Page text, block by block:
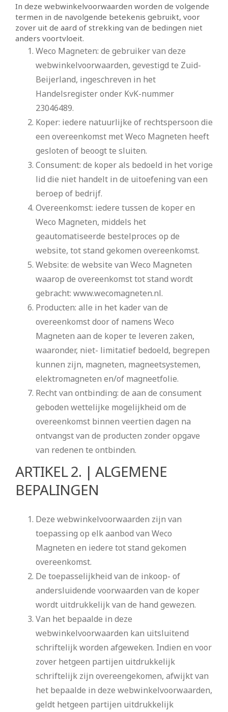
In deze webwinkelvoorwaarden worden de volgende
termen in de navolgende betekenis gebruikt, voor
zover uit de aard of strekking van de bedingen niet
anders voortvloeit.
Weco Magneten: de gebruiker van deze
webwinkelvoorwaarden, gevestigd te Zuid-
Beijerland, ingeschreven in het
Handelsregister onder KvK-nummer
23046489.
Koper: iedere natuurlijke of rechtspersoon die
een overeenkomst met Weco Magneten heeft
gesloten of beoogt te sluiten.
Consument: de koper als bedoeld in het vorige
lid die niet handelt in de uitoefening van een
beroep of bedrijf.
Overeenkomst: iedere tussen de koper en
Weco Magneten, middels het
geautomatiseerde bestelproces op de
website, tot stand gekomen overeenkomst.
Website: de website van Weco Magneten
waarop de overeenkomst tot stand wordt
gebracht: www.wecomagneten.nl.
Producten: alle in het kader van de
overeenkomst door of namens Weco
Magneten aan de koper te leveren zaken,
waaronder, niet- limitatief bedoeld, begrepen
kunnen zijn, magneten, magneetsystemen,
elektromagneten en/of magneetfolie.
Recht van ontbinding: de aan de consument
geboden wettelijke mogelijkheid om de
overeenkomst binnen veertien dagen na
ontvangst van de producten zonder opgave
van redenen te ontbinden.
ARTIKEL 2. | ALGEMENE
BEPALINGEN
Deze webwinkelvoorwaarden zijn van
toepassing op elk aanbod van Weco
Magneten en iedere tot stand gekomen
overeenkomst.
De toepasselijkheid van de inkoop- of
andersluidende voorwaarden van de koper
wordt uitdrukkelijk van de hand gewezen.
Van het bepaalde in deze
webwinkelvoorwaarden kan uitsluitend
schriftelijk worden afgeweken. Indien en voor
zover hetgeen partijen uitdrukkelijk
schriftelijk zijn overeengekomen, afwijkt van
het bepaalde in deze webwinkelvoorwaarden,
geldt hetgeen partijen uitdrukkelijk